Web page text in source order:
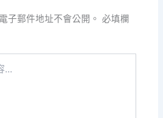
子郵件地址不會公開。 必填欄